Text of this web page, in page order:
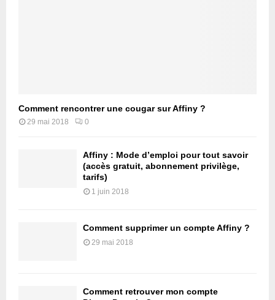
Comment rencontrer une cougar sur Affiny ?
29 mai 2018 0
Affiny : Mode d’emploi pour tout savoir
(accès gratuit, abonnement privilège,
tarifs)
1 juin 2018
Comment supprimer un compte Affiny ?
29 mai 2018
Comment retrouver mon compte